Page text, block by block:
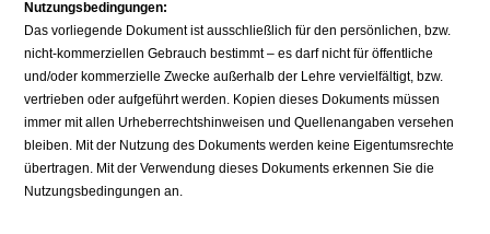
Nutzungsbedingungen:
Das vorliegende Dokument ist ausschließlich für den persönlichen, bzw.
nicht-kommerziellen Gebrauch bestimmt – es darf nicht für öffentliche
und/oder kommerzielle Zwecke außerhalb der Lehre vervielfältigt, bzw.
vertrieben oder aufgeführt werden. Kopien dieses Dokuments müssen
immer mit allen Urheberrechtshinweisen und Quellenangaben versehen
bleiben. Mit der Nutzung des Dokuments werden keine Eigentumsrechte
übertragen. Mit der Verwendung dieses Dokuments erkennen Sie die
Nutzungsbedingungen an.